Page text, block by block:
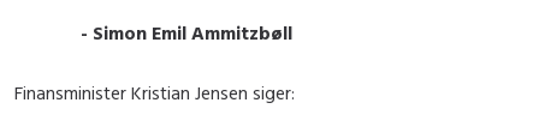
- Simon Emil Ammitzbøll
Finansminister Kristian Jensen siger: